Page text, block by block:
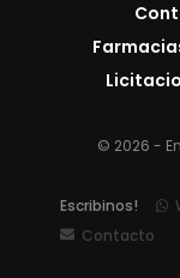
© 2026 -
Escribinos!
Contacto